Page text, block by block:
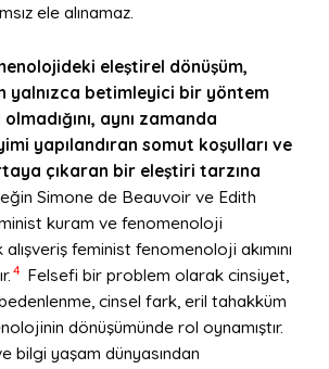
ele alınamaz.
eleştirel dönüşüm,
yalnızca betimleyici bir yöntem
aynı zamanda
yapılandıran somut koşulları ve
çıkaran bir eleştiri tarzına
Simone de Beauvoir ve Edith
kuram ve fenomenoloji
feminist fenomenoloji akımını
4 Felsefi bir problem olarak cinsiyet,
cinsel fark, eril tahakküm
dönüşümünde rol oynamıştır.
bilgi yaşam dünyasından